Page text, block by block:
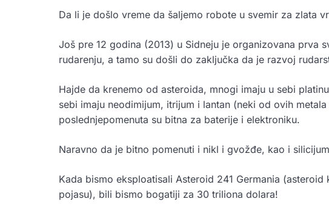
Da li je došlo vreme da šaljemo robote u svemir za zlata
Još pre 12 godina (2013) u Sidneju je organizovana prva
rudarenju, a tamo su došli do zaključka da je razvoj
Hajde da krenemo od asteroida, mnogi imaju u sebi
sebi imaju neodimijum, itrijum i lantan (neki od ovih
poslednjepomenuta su bitna za baterije i elektroniku.
Naravno da je bitno pomenuti i nikl i gvožđe, kao i
Kada bismo eksploatisali Asteroid 241 Germania
pojasu), bili bismo bogatiji za 30 triliona dolara!